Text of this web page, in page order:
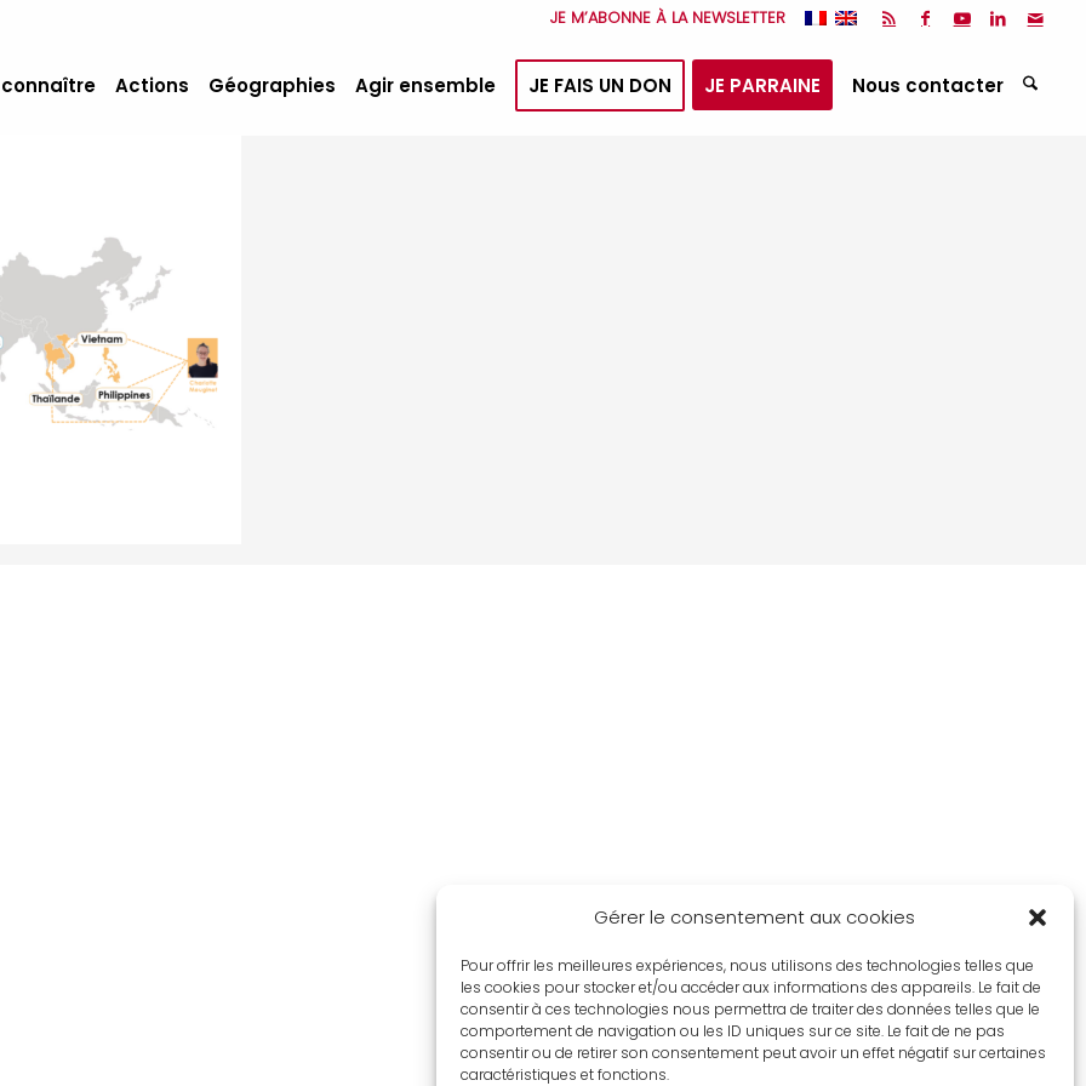
Gérer le consentement aux cookies
Pour offrir les meilleures expériences, nous utilisons des technologies telles que
les cookies pour stocker et/ou accéder aux informations des appareils. Le fait de
consentir à ces technologies nous permettra de traiter des données telles que le
comportement de navigation ou les ID uniques sur ce site. Le fait de ne pas
consentir ou de retirer son consentement peut avoir un effet négatif sur certaines
caractéristiques et fonctions.
JE M’ABONNE À LA NEWSLETTER
connaître Actions Géographies Agir ensemble JE FAIS UN DON JE PARRAINE Nous contacter